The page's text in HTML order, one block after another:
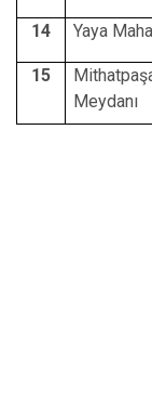
14 Yaya
15
Meydanı